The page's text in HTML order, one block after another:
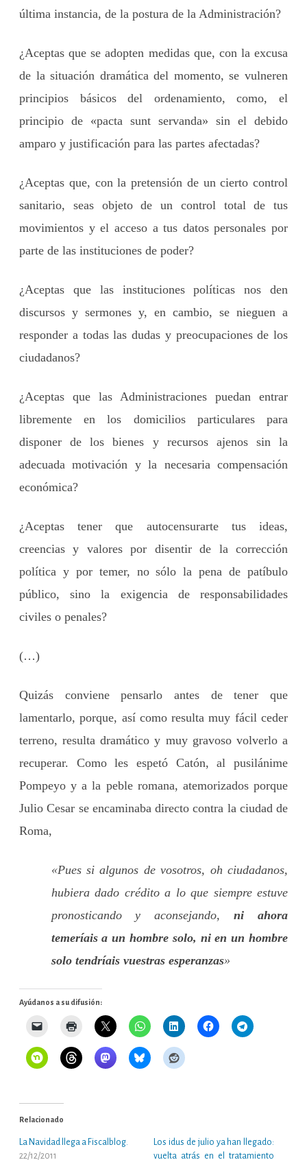
última instancia, de la postura de la Administración?
¿Aceptas que se adopten medidas que, con la excusa
de la situación dramática del momento, se vulneren
principios básicos del ordenamiento, como, el
principio de «pacta sunt servanda» sin el debido
amparo y justificación para las partes afectadas?
¿Aceptas que, con la pretensión de un cierto control
sanitario, seas objeto de un control total de tus
movimientos y el acceso a tus datos personales por
parte de las instituciones de poder?
¿Aceptas que las instituciones políticas nos den
discursos y sermones y, en cambio, se nieguen a
responder a todas las dudas y preocupaciones de los
ciudadanos?
¿Aceptas que las Administraciones puedan entrar
libremente en los domicilios particulares para
disponer de los bienes y recursos ajenos sin la
adecuada motivación y la necesaria compensación
económica?
¿Aceptas tener que autocensurarte tus ideas,
creencias y valores por disentir de la corrección
política y por temer, no sólo la pena de patíbulo
público, sino la exigencia de responsabilidades
civiles o penales?
(…)
Quizás conviene pensarlo antes de tener que
lamentarlo, porque, así como resulta muy fácil ceder
terreno, resulta dramático y muy gravoso volverlo a
recuperar. Como les espetó Catón, al pusilánime
Pompeyo y a la peble romana, atemorizados porque
Julio Cesar se encaminaba directo contra la ciudad de
Roma,
«Pues si algunos de vosotros, oh ciudadanos,
hubiera dado crédito a lo que siempre estuve
pronosticando y aconsejando,ni ahora
temeríais a un hombre solo, ni en un hombre
solo tendríais vuestras esperanzas»
Ayúdanos a su difusión:
Relacionado
La Navidad llega a Fiscalblog.
22/12/2011
Los idus de julio ya han llegado:
vuelta atrás en el tratamiento